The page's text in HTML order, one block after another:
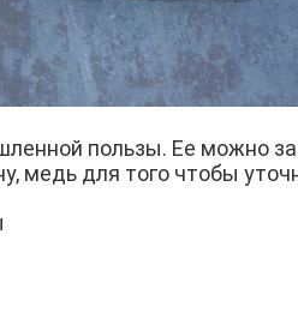
пользы. Ее можно
медь для того чтобы